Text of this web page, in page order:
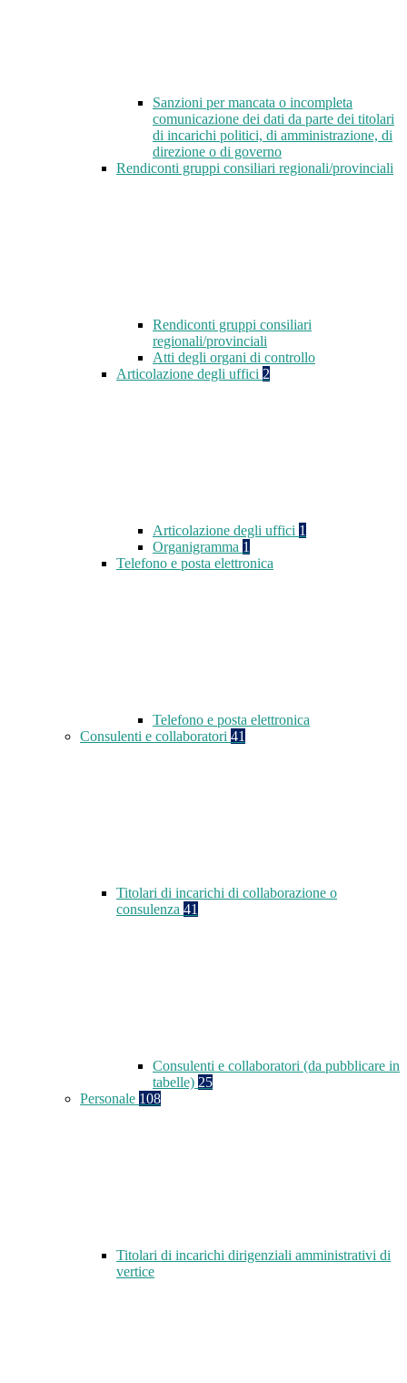
Sanzioni per mancata o incompleta
comunicazione dei dati da parte dei titolari
di incarichi politici, di amministrazione, di
direzione o di governo
Rendiconti gruppi consiliari regionali/provinciali
Rendiconti gruppi consiliari
regionali/provinciali
Atti degli organi di controllo
Articolazione degli uffici 2
Articolazione degli uffici 1
Organigramma 1
Telefono e posta elettronica
Telefono e posta elettronica
Consulenti e collaboratori 41
Titolari di incarichi di collaborazione o
consulenza 41
Consulenti e collaboratori (da pubblicare in
tabelle) 25
Personale 108
Titolari di incarichi dirigenziali amministrativi di
vertice